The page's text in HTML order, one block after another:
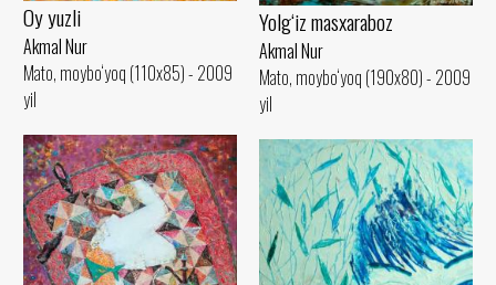
Yolg‘iz masxaraboz
Akmal Nur
Mato, moybo‘yoq (190x80) - 2009
yil
Oy yuzli
Akmal Nur
Mato, moybo‘yoq (110x85) - 2009
yil